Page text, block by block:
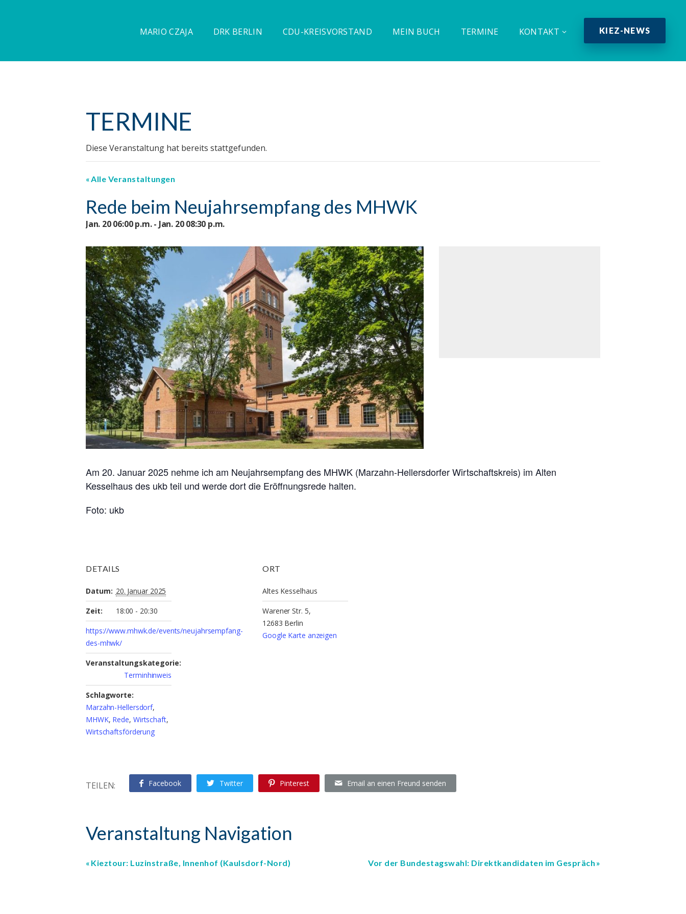
MARIO CZAJA DRK BERLIN CDU-KREISVORSTAND MEIN BUCH TERMINE KONTAKT KIEZ-NEWS
TERMINE
Diese Veranstaltung hat bereits stattgefunden.
Alle Veranstaltungen
Rede beim Neujahrsempfang des MHWK
Jan. 20 06:00 p.m. - Jan. 20 08:30 p.m.
Am 20. Januar 2025 nehme ich am Neujahrsempfang des MHWK (Marzahn-Hellersdorfer Wirtschaftskreis) im Alten
Kesselhaus des ukb teil und werde dort die Eröffnungsrede halten.
Foto: ukb
DETAILS
Datum: 20. Januar 2025
Zeit: 18:00 - 20:30
https://www.mhwk.de/events/neujahrsempfang-
des-mhwk/
Veranstaltungskategorie:
Terminhinweis
Schlagworte:
Marzahn-Hellersdorf,
MHWK, Rede, Wirtschaft,
Wirtschaftsförderung
ORT
Altes Kesselhaus
Warener Str. 5,
12683 Berlin
Google Karte anzeigen
TEILEN: Facebook Twitter Pinterest Email an einen Freund senden
Veranstaltung Navigation
Kieztour: Luzinstraße, Innenhof (Kaulsdorf-Nord) Vor der Bundestagswahl: Direktkandidaten im Gespräch